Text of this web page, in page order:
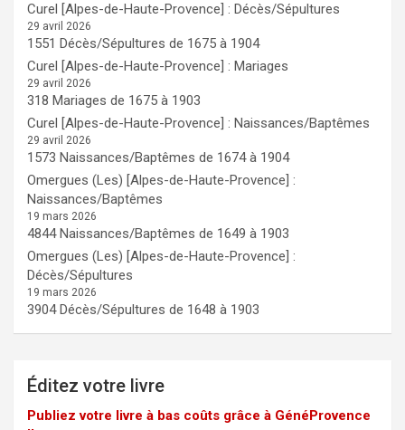
Curel [Alpes-de-Haute-Provence] : Décès/Sépultures
29 avril 2026
1551 Décès/Sépultures de 1675 à 1904
Curel [Alpes-de-Haute-Provence] : Mariages
29 avril 2026
318 Mariages de 1675 à 1903
Curel [Alpes-de-Haute-Provence] : Naissances/Baptêmes
29 avril 2026
1573 Naissances/Baptêmes de 1674 à 1904
Omergues (Les) [Alpes-de-Haute-Provence] :
Naissances/Baptêmes
19 mars 2026
4844 Naissances/Baptêmes de 1649 à 1903
Omergues (Les) [Alpes-de-Haute-Provence] :
Décès/Sépultures
19 mars 2026
3904 Décès/Sépultures de 1648 à 1903
Éditez votre livre
Publiez votre livre à bas coûts grâce à GénéProvence